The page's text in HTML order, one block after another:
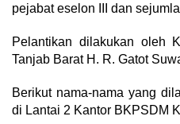
pejabat eselon III dan
Pelantikan dilakukan oleh
Tanjab Barat H. R. Gatot
Berikut nama-nama yang
di Lantai 2 Kantor BKPSDM